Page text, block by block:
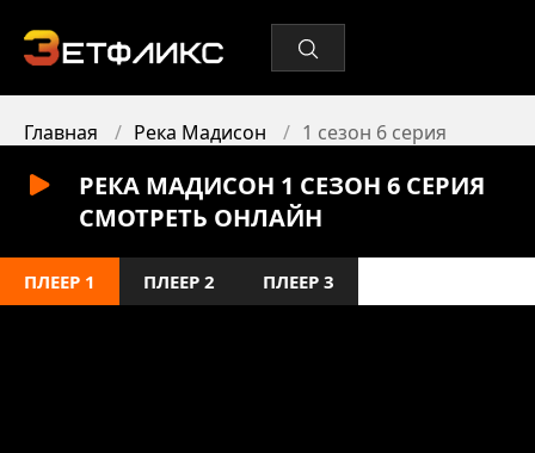
Главная Река Мадисон 1 сезон 6 серия
РЕКА МАДИСОН 1 СЕЗОН 6 СЕРИЯ
СМОТРЕТЬ ОНЛАЙН
ПЛЕЕР 1 ПЛЕЕР 2 ПЛЕЕР 3